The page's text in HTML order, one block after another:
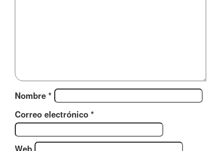
Nombre *
Correo electrónico *
Web